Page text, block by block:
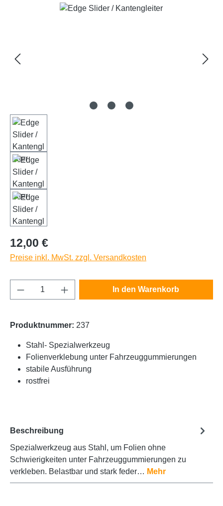
Bildergalerie überspringen
Regulärer Preis:
12,00 €
Preise inkl. MwSt. zzgl. Versandkosten
Produkt Anzahl: Gib den gewünschten
In den Warenkorb
Produktnummer: 237
Stahl- Spezialwerkzeug
Folienverklebung unter Fahrzeuggummierungen
stabile Ausführung
rostfrei
Beschreibung
Spezialwerkzeug aus Stahl, um Folien ohne
Schwierigkeiten unter Fahrzeuggummierungen zu
verkleben. Belastbar und stark feder… Mehr